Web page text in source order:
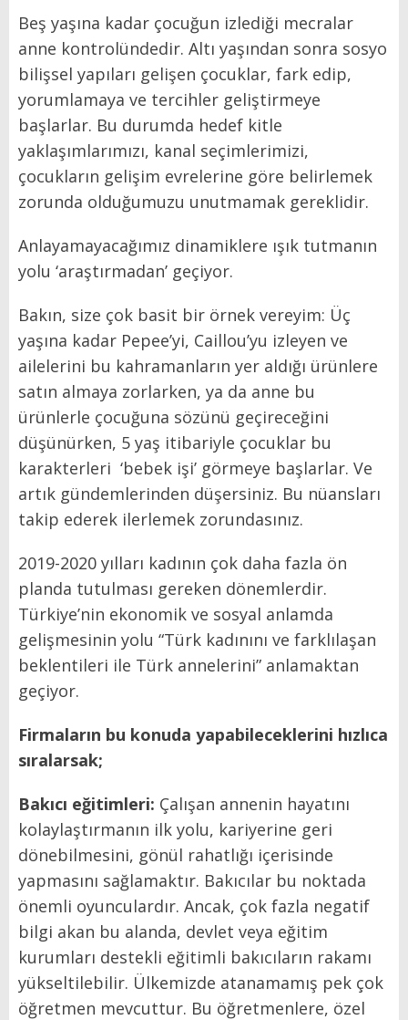
Beş yaşına kadar çocuğun izlediği mecralar
anne kontrolündedir. Altı yaşından sonra sosyo
bilişsel yapıları gelişen çocuklar, fark edip,
yorumlamaya ve tercihler geliştirmeye
başlarlar. Bu durumda hedef kitle
yaklaşımlarımızı, kanal seçimlerimizi,
çocukların gelişim evrelerine göre belirlemek
zorunda olduğumuzu unutmamak gereklidir.
Anlayamayacağımız dinamiklere ışık tutmanın
yolu ‘araştırmadan’ geçiyor.
Bakın, size çok basit bir örnek vereyim: Üç
yaşına kadar Pepee’yi, Caillou’yu izleyen ve
ailelerini bu kahramanların yer aldığı ürünlere
satın almaya zorlarken, ya da anne bu
ürünlerle çocuğuna sözünü geçireceğini
düşünürken, 5 yaş itibariyle çocuklar bu
karakterleri ‘bebek işi’ görmeye başlarlar. Ve
artık gündemlerinden düşersiniz. Bu nüansları
takip ederek ilerlemek zorundasınız.
2019-2020 yılları kadının çok daha fazla ön
planda tutulması gereken dönemlerdir.
Türkiye’nin ekonomik ve sosyal anlamda
gelişmesinin yolu “Türk kadınını ve farklılaşan
beklentileri ile Türk annelerini” anlamaktan
geçiyor.
Firmaların bu konuda yapabileceklerini hızlıca
sıralarsak;
Bakıcı eğitimleri: Çalışan annenin hayatını
kolaylaştırmanın ilk yolu, kariyerine geri
dönebilmesini, gönül rahatlığı içerisinde
yapmasını sağlamaktır. Bakıcılar bu noktada
önemli oyunculardır. Ancak, çok fazla negatif
bilgi akan bu alanda, devlet veya eğitim
kurumları destekli eğitimli bakıcıların rakamı
yükseltilebilir. Ülkemizde atanamamış pek çok
öğretmen mevcuttur. Bu öğretmenlere, özel